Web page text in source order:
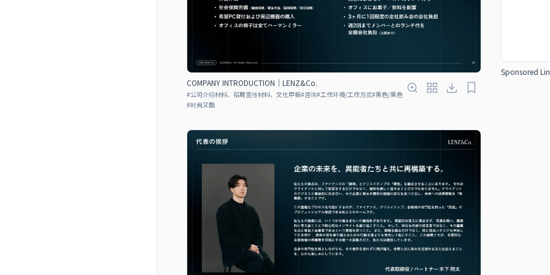
COMPANY INTRODUCTION｜LENZ&Co.
#公司介绍材料、招聘宣传材料、文化甲板#咨询#工作环境/工作方式#黑色/黑色
#时尚又酷
Sponsored